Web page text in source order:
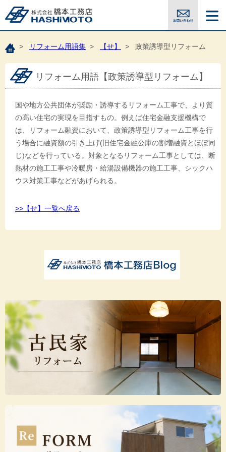
> リフォーム用語集 > 【せ】 > 政策誘導型リフォーム
リフォーム用語【政策誘導型リフォーム】
国や地方公共団体が奨励・誘導するリフォーム工事で、より質
の高い住宅の実現を目指すもの。例えば住宅金融支援機構で
は、リフォーム融資において、政策誘導型リフォーム工事を行
う場合に融資額の引き上げ(旧住宅金融公庫の割増融資とほぼ同
じ)などを行っている。対象となるリフォーム工事としては、断
熱材の施工工事や冷暖房・給湯設備機器の施工工事、シックハ
ウス対策工事などがあげられる。
>>【せ】一覧へ戻る